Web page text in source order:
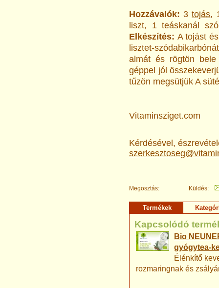
Hozzávalók: 3tojás,
liszt, 1 teáskanál
Elkészítés: A tojást
lisztet-
almát és rögtön
géppel jól
tűzön megsütjük A
Vitaminsziget.com
Kérdésével,
Megosztás: Küldés:
Termékek
Kapcsolódó
Bio
gyógytea-
Élénkítő
rozmaringnak és